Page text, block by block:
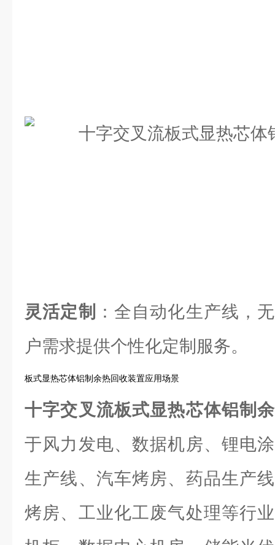
灵活定制
：全自动化生产线，
户需求提供个性化定制服务。
板式显热芯体铝制余热回收装置应用场景
十字交叉流板式显热芯体铝制
于风力发电、数据机房、锂电
生产线、汽车烤房、药品生产
烤房、工业化工废气处理等行